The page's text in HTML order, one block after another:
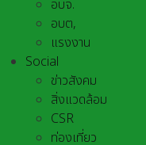
อบจ.
อบต,
แรงงาน
Social
ข่าวสังคม
สิ่งแวดล้อม
CSR
ท่องเที่ยว